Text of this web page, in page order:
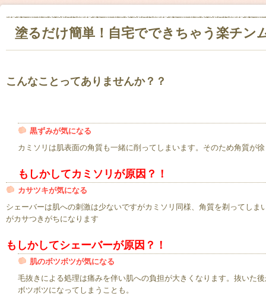
塗るだけ簡単！自宅でできちゃう楽チン
こんなことってありませんか？？
黒ずみが気になる
カミソリは肌表面の角質も一緒に削ってしまいます。そのため角質が
もしかしてカミソリが原因？！
カサツキが気になる
シェーバーは肌への刺激は少ないですがカミソリ同様、角質を剃ってし
がカサつきがちになります
もしかしてシェーバーが原因？！
肌のボツボツが気になる
毛抜きによる処理は痛みを伴い肌への負担が大きくなります。抜いた
ボツボツになってしまうことも。